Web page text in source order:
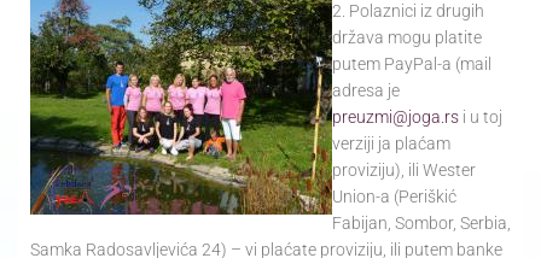
2. Polaznici iz drugih
država mogu platite
putem PayPal-a (mail
adresa je
preuzmi@joga.rs i u toj
verziji ja plaćam
proviziju), ili Wester
Union-a (Periškić
Fabijan, Sombor, Serbia,
Samka Radosavljevića 24) – vi plaćate proviziju, ili putem banke